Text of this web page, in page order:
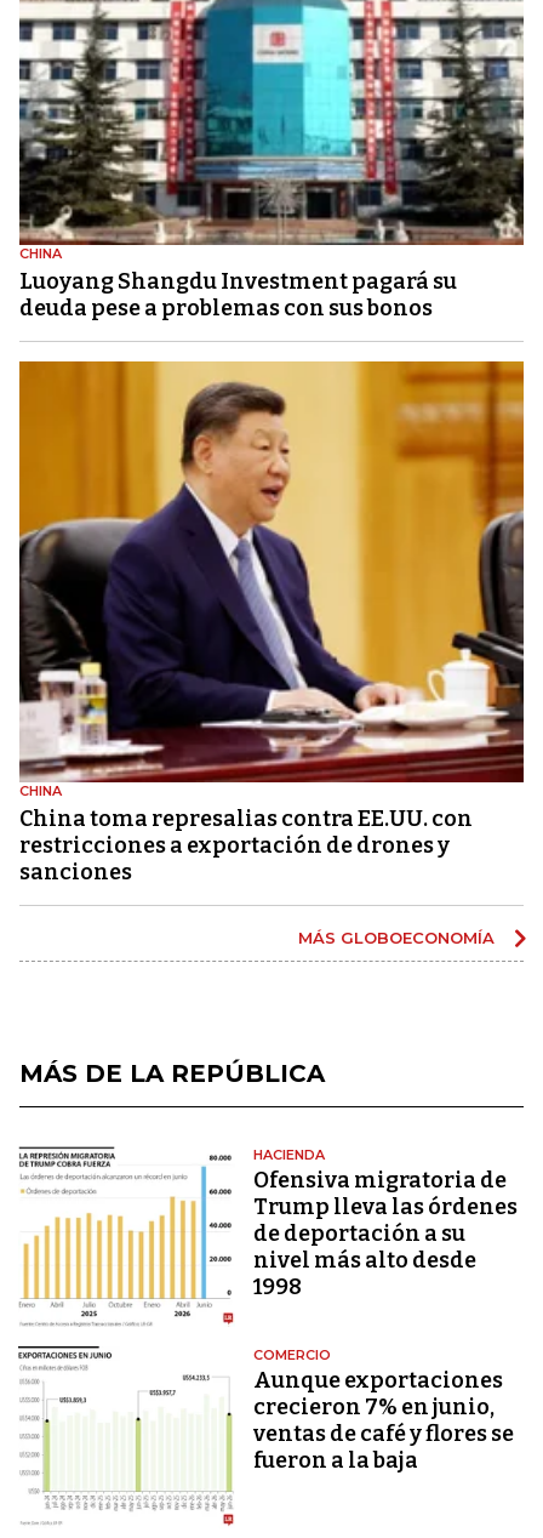
CHINA
Luoyang Shangdu Investment pagará su
deuda pese a problemas con sus bonos
CHINA
China toma represalias contra EE.UU. con
restricciones a exportación de drones y
sanciones
MÁS GLOBOECONOMÍA
MÁS DE LA REPÚBLICA
HACIENDA
Ofensiva migratoria de
Trump lleva las órdenes
de deportación a su
nivel más alto desde
1998
COMERCIO
Aunque exportaciones
crecieron 7% en junio,
ventas de café y flores se
fueron a la baja